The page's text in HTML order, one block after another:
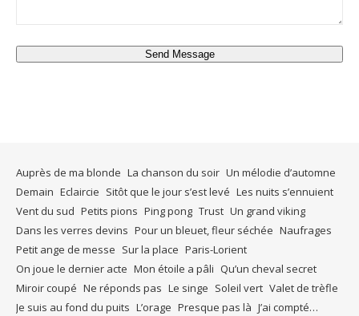
Send Message
Auprès de ma blonde La chanson du soir Un mélodie d’automne
Demain Eclaircie Sitôt que le jour s’est levé Les nuits s’ennuient
Vent du sud Petits pions Ping pong Trust Un grand viking
Dans les verres devins Pour un bleuet, fleur séchée Naufrages
Petit ange de messe Sur la place Paris-Lorient
On joue le dernier acte Mon étoile a pâli Qu’un cheval secret
Miroir coupé Ne réponds pas Le singe Soleil vert Valet de trèfle
Je suis au fond du puits L’orage Presque pas là J’ai compté…